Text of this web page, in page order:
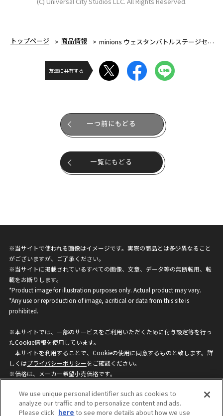
トップページ 商品情報 minions ウェスタンバトルステージセット
友達に共有する
一つ前にもどる
一覧にもどる
※当サイトで使われる画像はイメージです。実際の商品とは多少異なること
がございますが、ご了承ください。
※当サイトに掲載されているすべての画像、文章、データ等の無断転用、転
載をお断りします。
*Product image for illustration purposes only. Actual product may vary.
*Any use or reproduction of image, acritical or data from this site is
prohibited.
※本サイトでは、一部のサービスをご利用いただくために付与設定等を行っ
たCookie情報を使用しています。
本サイトを利用することで、Cookieの使用に同意するものと致します。詳
しくはプライバシーポリシーをご確認ください。
※価格は、メーカー希望小売価格です。
ざいますのでご了承ください。
We use unique personal identifier such as cookies to
analyze our traffic and to personalize content and ads.
Please click here to see more details about how we use